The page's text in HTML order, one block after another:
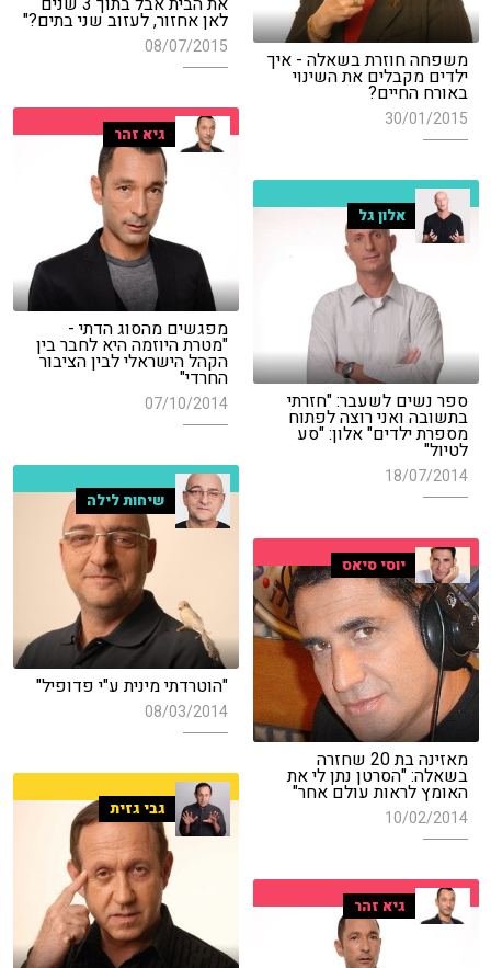
לאן אחזור, לעזוב שני בתים?"
08/07/2015
משפחה חוזרת בשאלה - איך
ילדים מקבלים את השינוי
באורח החיים?
30/01/2015
גיא זהר
מפגשים מהסוג הדתי -
"מטרת היוזמה היא לחבר בין
הקהל הישראלי לבין הציבור
החרדי"
07/10/2014
אלון גל
ספר נשים לשעבר: "חזרתי
בתשובה ואני רוצה לפתוח
מספרת ילדים" אלון: "סע
לטיול"
18/07/2014
שיחות לילה
"הוטרדתי מינית ע"י פדופיל"
08/03/2014
יוסי סיאס
מאזינה בת 20 שחזרה
בשאלה: "הסרטן נתן לי את
האומץ לראות עולם אחר"
10/02/2014 גבי גזית
גיא זהר